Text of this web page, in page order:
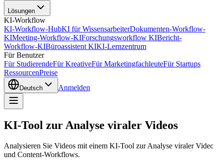
Lösungen
KI-Workflow
KI-Workflow-HubKI für WissensarbeiterDokumenten-Workflow-
KIMeeting-Workflow-KIForschungsworkflow KIBericht-
Workflow-KIBüroassistent KIKI-Lernzentrum
Für Benutzer
Für StudierendeFür KreativeFür MarketingfachleuteFür Startups
RessourcenPreise
Deutsch Anmelden
KI-Tool zur Analyse viraler Videos
Analysieren Sie Videos mit einem KI-Tool zur Analyse viraler
und Content-Workflows.